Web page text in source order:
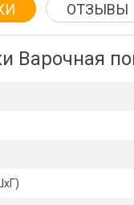
ОТЗЫВЫ
Варочная